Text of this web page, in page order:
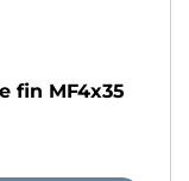
fin MF4x35